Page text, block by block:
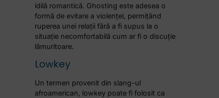
idilă romantică. Ghosting este adesea o
formă de evitare a violenței, permițând
ruperea unei relații fără a fi supus la o
situație necomfortabilă cum ar fi o discuție
lămuritoare.
Lowkey
Un termen provenit din slang-ul
afroamerican, lowkey poate fi folosit ca